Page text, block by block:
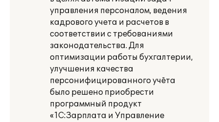
управления персоналом, ведения
кадрового учета и расчетов в
соответствии с требованиями
законодательства. Для
оптимизации работы бухгалтерии,
улучшения качества
персонифицированного учёта
было решено приобрести
программный продукт
«1С:Зарплата и Управление